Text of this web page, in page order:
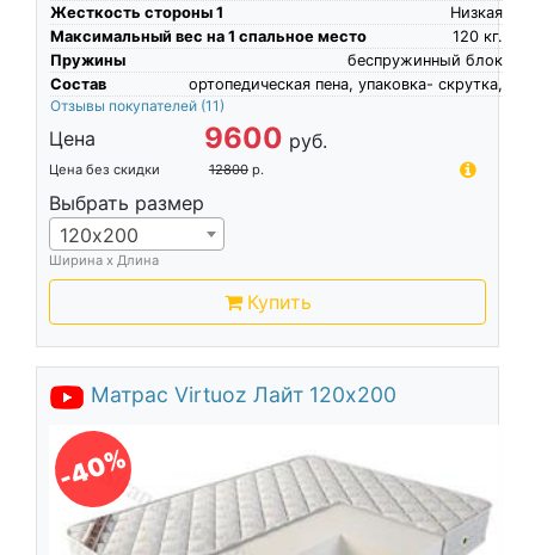
Жесткость стороны 1
Низкая
Максимальный вес на 1 спальное место
кг.
120
Пружины
беспружинный блок
Состав
ортопедическая пена, упаковка- скрутка,
Отзывы покупателей (11)
Цена 9600 руб.
Цена без скидки 12800 р.
Выбрать размер
120х200
Ширина х Длина
Купить
Матрас Virtuoz Лайт 120х200
-40%